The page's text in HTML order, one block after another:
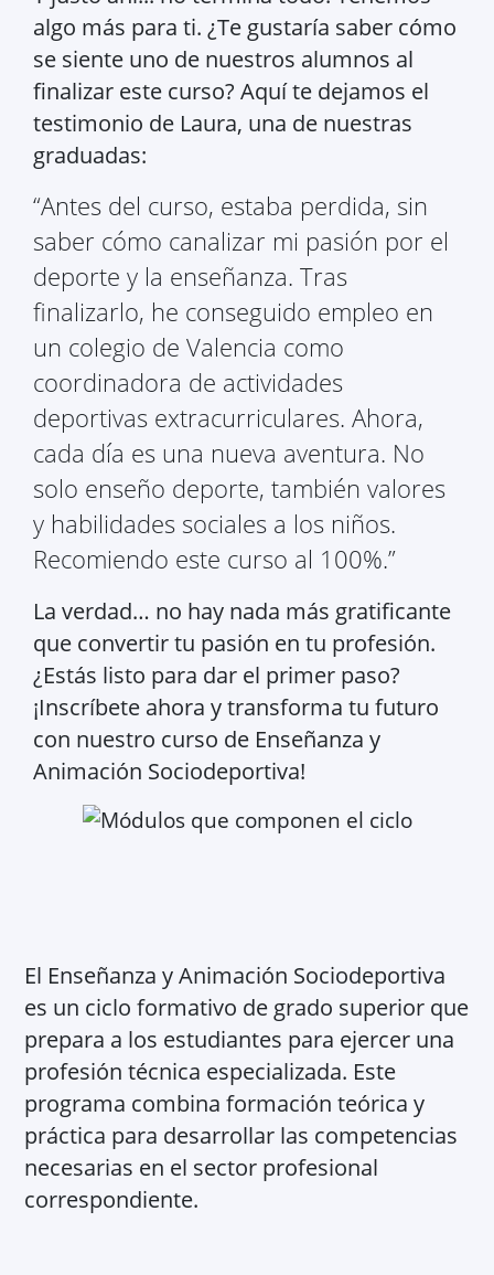
algo más para ti. ¿Te gustaría saber cómo
se siente uno de nuestros alumnos al
finalizar este curso? Aquí te dejamos el
testimonio de Laura, una de nuestras
graduadas:
“Antes del curso, estaba perdida, sin
saber cómo canalizar mi pasión por el
deporte y la enseñanza. Tras
finalizarlo, he conseguido empleo en
un colegio de Valencia como
coordinadora de actividades
deportivas extracurriculares. Ahora,
cada día es una nueva aventura. No
solo enseño deporte, también valores
y habilidades sociales a los niños.
Recomiendo este curso al 100%.”
La verdad… no hay nada más gratificante
que convertir tu pasión en tu profesión.
¿Estás listo para dar el primer paso?
¡Inscríbete ahora y transforma tu futuro
con nuestro curso de Enseñanza y
Animación Sociodeportiva!
El Enseñanza y Animación Sociodeportiva
es un ciclo formativo de grado superior que
prepara a los estudiantes para ejercer una
profesión técnica especializada. Este
programa combina formación teórica y
práctica para desarrollar las competencias
necesarias en el sector profesional
correspondiente.